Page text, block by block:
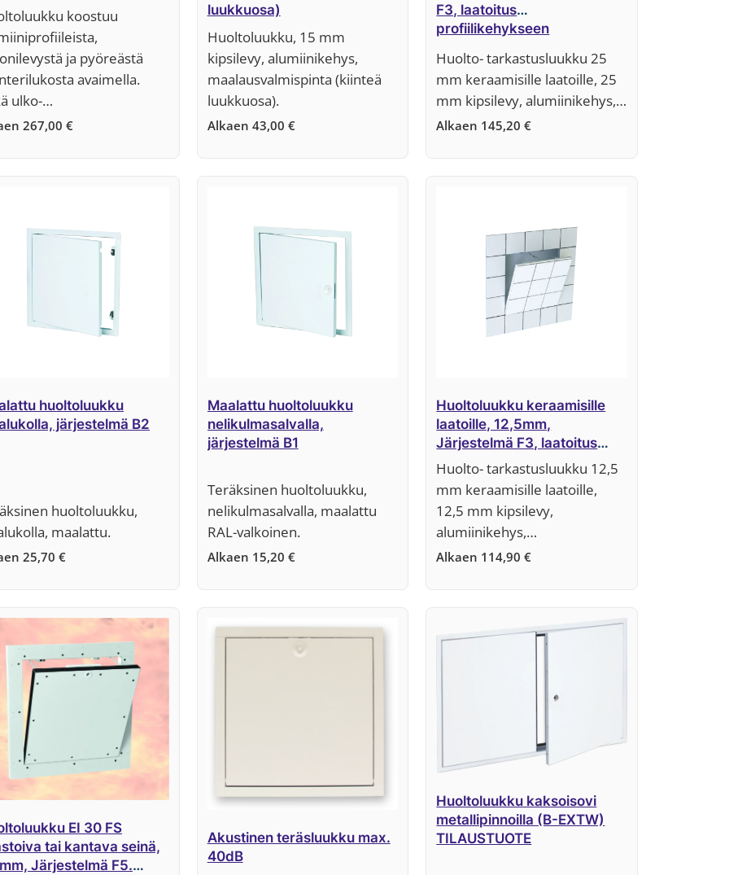
koostuu
ja pyöreästä
avaimella.
ulko-…
267,00 €
luukkuosa)
Huoltoluukku, 15 mm
kipsilevy, alumiinikehys,
maalausvalmispinta (kiinteä
luukkuosa).
Alkaen 43,00 €
F3, laatoitus
profiilikehykseen
Huolto- tarkastusluukku 25
mm keraamisille laatoille, 25
mm kipsilevy, alumiinikehys,…
Alkaen 145,20€
huoltoluukku
järjestelmä B2
huoltoluukku,
maalattu.
25,70 €
Maalattu huoltoluukku
nelikulmasalvalla,
järjestelmä B1
Teräksinen huoltoluukku,
nelikulmasalvalla, maalattu
RAL-valkoinen.
Alkaen 15,20 €
Huoltoluukku keraamisille
laatoille, 12,5mm,
Järjestelmä F3, laatoitus
levynpintaan
Huolto- tarkastusluukku 12,5
mm keraamisille laatoille,
12,5 mm kipsilevy,
alumiinikehys,…
Alkaen 114,90€
EI 30 FS
tai kantava seinä,
Järjestelmä F5.
Akustinen teräsluukku max.
40dB
Huoltoluukku kaksoisovi
metallipinnoilla (B-EXTW)
TILAUSTUOTE